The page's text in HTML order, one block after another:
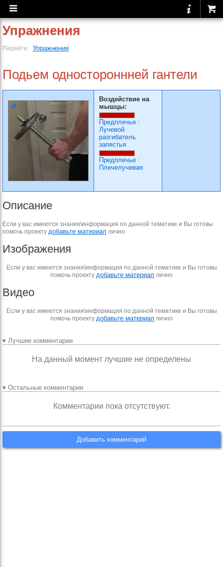
Упражнения
Перейти: Упражнения
Подьем одностороннней гантели
Воздействие на
мышцы:
Предплечье :
Лучевой
разгибатель
запястья
Предплечье :
Плечелучевая
Описание
Если у вас имеются знания\информация по данной тематике и Вы готовы
помочь проекту добавьте материал лично
Изображения
Если у вас имеются знания\информация по данной тематике и Вы готовы
помочь проекту добавьте материал лично
Видео
Если у вас имеются знания\информация по данной тематике и Вы готовы
помочь проекту добавьте материал лично
▾ Лучшие комментарии
На данный момент лучшие не определены
▾ Остальные комментарии
Комментарии пока отсутствуют.
Добавить комментарий